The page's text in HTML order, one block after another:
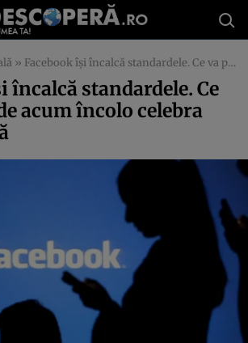
» Facebook îşi încalcă standardele. Ce va permite de acum încolo celebra reţea socială
încalcă standardele. Ce
acum încolo celebra